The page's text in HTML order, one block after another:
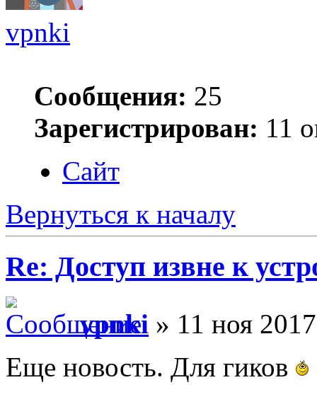
vpnki
Сообщения: 25
Зарегистрирован: 11
Сайт
Вернуться к началу
Re: Доступ извне к
vpnki » 11 ноя
Еще новость. Для гиков